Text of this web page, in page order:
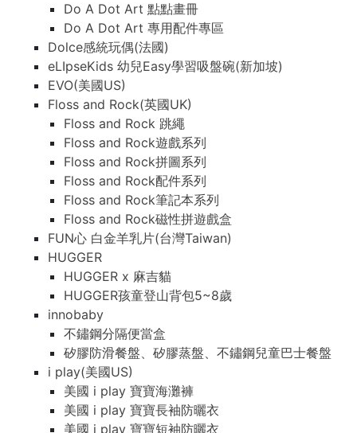
Do A Dot Art 點點畫冊
Do A Dot Art 專用配件專區
Dolce感統玩偶(法國)
eLIpseKids 幼兒Easy學習吸盤碗(新加坡)
EVO(美國US)
Floss and Rock(英國UK)
Floss and Rock 跳繩
Floss and Rock遊戲系列
Floss and Rock拼圖系列
Floss and Rock配件系列
Floss and Rock筆記本系列
Floss and Rock磁性拼遊戲盒
FUN心 白金羊乳片(台灣Taiwan)
HUGGER
HUGGER x 麻吉貓
HUGGER孩童登山背包5~8歲
innobaby
不鏽鋼分隔便當盒
矽膠防滑餐盤、矽膠蒸盤、不鏽鋼兒童巴士餐盤
i play(美國US)
美國 i play 寶寶海灘褲
美國 i play 寶寶長袖防曬衣
美國 i play 寶寶短袖防曬衣